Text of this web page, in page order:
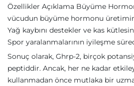
Özellikler Açıklama Büyüme
vücudun büyüme hormonu
Yağ kaybını destekler ve kas
Spor yaralanmalarının iyileşme
Sonuç olarak, Ghrp-2, birçok
peptiddir. Ancak, her ne kadar
kullanmadan önce mutlaka bir